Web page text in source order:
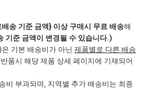
배송 기준 금액} 이상 구매시 무료 배송해
기준 금액이 변경될 수 있습니다.)
기본 배송비가 아닌 제품별로 다른 배송
품시 해당 제품 상세 페이지에 기재되어
비 부과되며, 지역별 추가 배송비는 최종